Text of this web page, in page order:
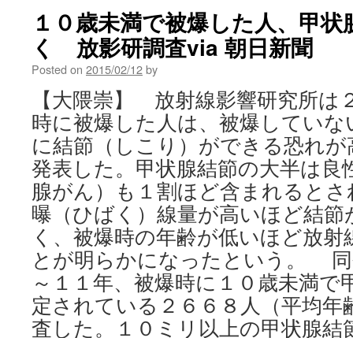
１０歳未満で被爆した人、甲
く 放影研調査via 朝日新聞
Posted on 2015/02/12by
【大隈崇】 放射線影響研究所は
時に被爆した人は、被爆してい
に結節（しこり）ができる恐れ
発表した。甲状腺結節の大半は良
腺がん）も１割ほど含まれると
曝（ひばく）線量が高いほど結
く、被爆時の年齢が低いほど放
とが明らかになったという。 同
～１１年、被爆時に１０歳未満で
定されている２６６８人（平均年
査した。１０ミリ以上の甲状腺